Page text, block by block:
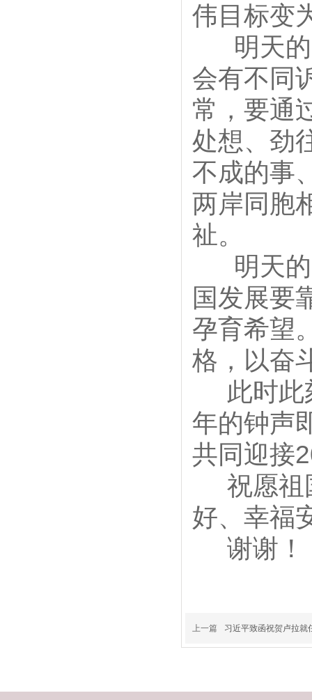
伟目标变
明天的
会有不同
常，要通
处想、劲
不成的事
两岸同胞
祉。
明天的
国发展要
孕育希望
格，以奋
此时此
年的钟声
共同迎接
祝愿祖
好、幸福
谢谢！
上一篇 习近平致函祝贺卢拉就